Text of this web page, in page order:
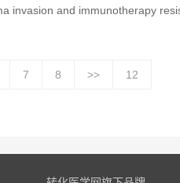
invasion and immunotherapy
7 8 >> 12